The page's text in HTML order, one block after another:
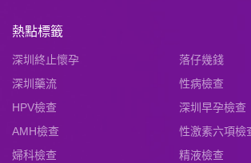
熱點標籤
深圳終止懷孕
落仔幾錢
深圳藥流
性病檢查
HPV檢查
深圳早孕檢查
AMH檢查
性激素六項檢
婦科檢查
精液檢查